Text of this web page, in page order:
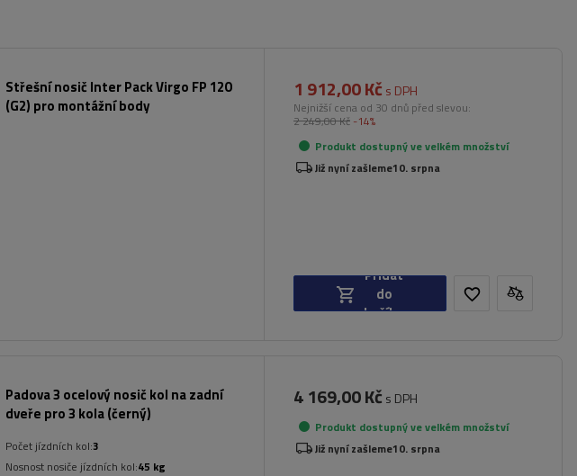
Střešní nosič Inter Pack Virgo FP 120
(G2) pro montážní body
1 912,00 Kč s DPH
Nejnižší cena od 30 dnů před slevou:
2 249,00 Kč -14%
Produkt dostupný ve velkém množství
Již nyní zašleme10. srpna
Přidat
do
košíku
Padova 3 ocelový nosič kol na zadní
dveře pro 3 kola (černý)
Počet jízdních kol:3
Nosnost nosiče jízdních kol:45 kg
4 169,00 Kč s DPH
Produkt dostupný ve velkém množství
Již nyní zašleme10. srpna